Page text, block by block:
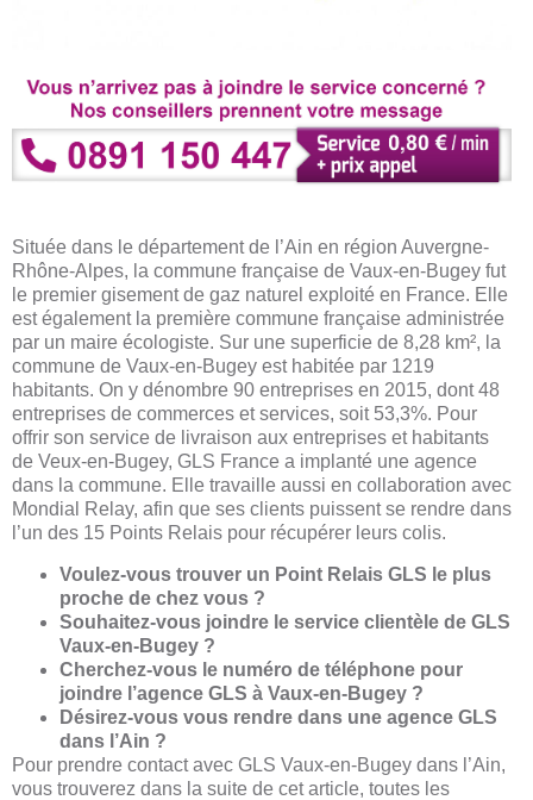
Située dans le département de l’Ain en région Auvergne-
Rhône-Alpes, la commune française de Vaux-en-Bugey fut
le premier gisement de gaz naturel exploité en France. Elle
est également la première commune française administrée
par un maire écologiste. Sur une superficie de 8,28 km², la
commune de Vaux-en-Bugey est habitée par 1219
habitants. On y dénombre 90 entreprises en 2015, dont 48
entreprises de commerces et services, soit 53,3%. Pour
offrir son service de livraison aux entreprises et habitants
de Veux-en-Bugey, GLS France a implanté une agence
dans la commune. Elle travaille aussi en collaboration avec
Mondial Relay, afin que ses clients puissent se rendre dans
l’un des 15 Points Relais pour récupérer leurs colis.
Voulez-vous trouver un Point Relais GLS le plus
proche de chez vous ?
Souhaitez-vous joindre le service clientèle de GLS
Vaux-en-Bugey ?
Cherchez-vous le numéro de téléphone pour
joindre l’agence GLS à Vaux-en-Bugey ?
Désirez-vous vous rendre dans une agence GLS
dans l’Ain ?
Pour prendre contact avec GLS Vaux-en-Bugey dans l’Ain,
vous trouverez dans la suite de cet article, toutes les